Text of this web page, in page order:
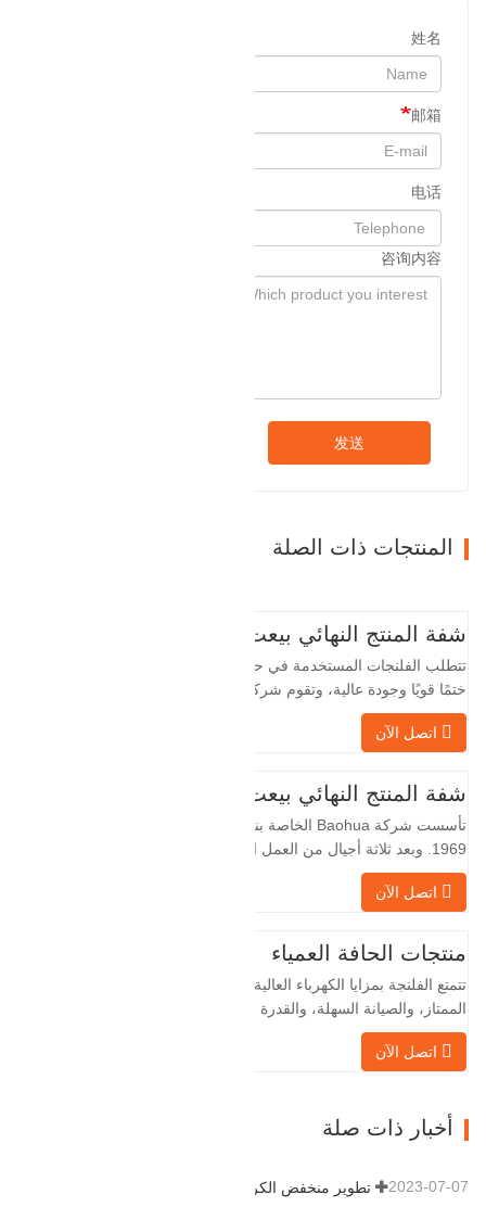
姓名
邮箱
电话
咨询内容
发送
المنتجات ذات الصلة
شفة المنتج النهائي بيعت
تتطلب الفلنجات المستخدمة في حقول النفط
الخاصة بنا بمعالجة الفلنجات في حقول النفط
لسنوات عديدة وتقوم بتصديرها بشكل غير
لأن الصناعة المحلية ليست مثالية، فإننا نريد
الاستيراد والتصدير مباشرة مع العملاء
الأجانب،…
اتصل الآن
شفة المنتج النهائي بيعت
تأسست شركة Baohua الخاصة بنا في عام
1969. وبعد ثلاثة أجيال من العمل الشاق،
السنوي للمطروقات 30,000 طن. بشكل
رئيسي في السيارات والآلات الهيدروليكية
وتوليد طاقة الرياح وقطع…
اتصل الآن
منتجات الحافة العمياء
تتمتع الفلنجة بمزايا الكهرباء العالية، والختم
الممتاز، والصيانة السهلة، والقدرة على
التكيف القوية وقابلية إعادة الاستخدام، مما
يجعلها عاملاً أساسيًا وأساسيًا في نظام
الداخلي 57.76 القطر الخارجي 304.…
اتصل الآن
أخبار ذات صلة
تطوير منخفض الكربون وعالي الجودة 2023-07-07